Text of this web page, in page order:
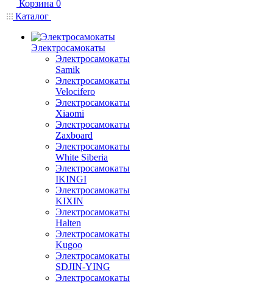
Корзина 0
Каталог
Электросамокаты
Электросамокаты
Samik
Электросамокаты
Velocifero
Электросамокаты
Xiaomi
Электросамокаты
Zaxboard
Электросамокаты
White Siberia
Электросамокаты
IKINGI
Электросамокаты
KIXIN
Электросамокаты
Halten
Электросамокаты
Kugoo
Электросамокаты
SDJIN-YING
Электросамокаты